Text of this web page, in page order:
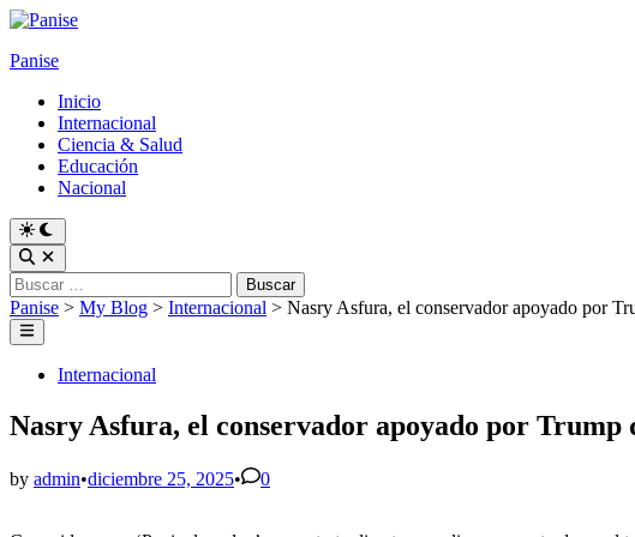
Skip
content
Panise
Inicio
Internacional
Ciencia & Salud
Educación
Nacional
Switch
to
dark
mode
Open
Search
Buscar:
Panise > My Blog > Internacional > Nasry Asfura, el conservador apoyado por
Main
Menu
PostedInternacional
Nasry Asfura, el conservador apoyado por
by admin•diciembre 25, 2025• 0